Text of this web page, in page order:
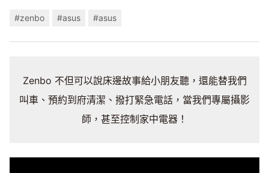
#zenbo #asus #asus
Zenbo 不但可以說床邊故事給小朋友聽，還能替我們
叫車、預約到府清潔、撥打緊急電話，當我們專屬攝影
師，甚至控制家中電器！